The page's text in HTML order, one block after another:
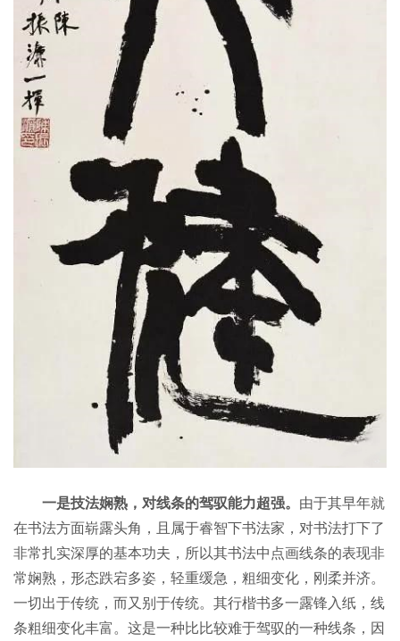
一是技法娴熟，对线条的驾驭能力超强。 由于其早年就
在书法方面崭露头角，且属于睿智下书法家，对书法打下了
非常扎实深厚的基本功夫，所以其书法中点画线条的表现非
常娴熟，形态跌宕多姿，轻重缓急，粗细变化，刚柔并济。
一切出于传统，而又别于传统。其行楷书多一露锋入纸，线
条粗细变化丰富。这是一种比比较难于驾驭的一种线条，因